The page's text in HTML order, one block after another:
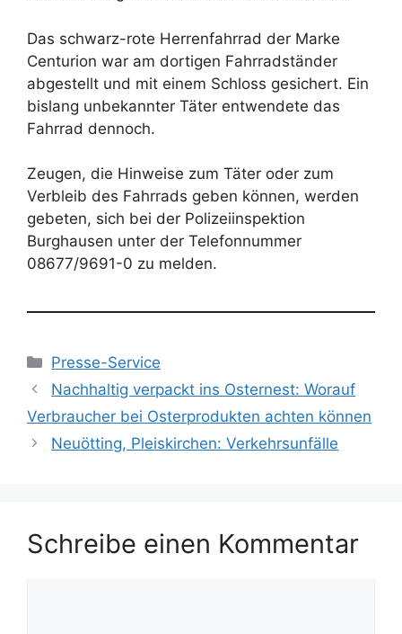
Das schwarz-rote Herrenfahrrad der Marke
Centurion war am dortigen Fahrradständer
abgestellt und mit einem Schloss gesichert. Ein
bislang unbekannter Täter entwendete das
Fahrrad dennoch.
Zeugen, die Hinweise zum Täter oder zum
Verbleib des Fahrrads geben können, werden
gebeten, sich bei der Polizeiinspektion
Burghausen unter der Telefonnummer
08677/9691-0 zu melden.
Kategorien
Presse-Service
Nachhaltig verpackt ins Osternest: Worauf
Verbraucher bei Osterprodukten achten können
Neuötting, Pleiskirchen: Verkehrsunfälle
Schreibe einen Kommentar